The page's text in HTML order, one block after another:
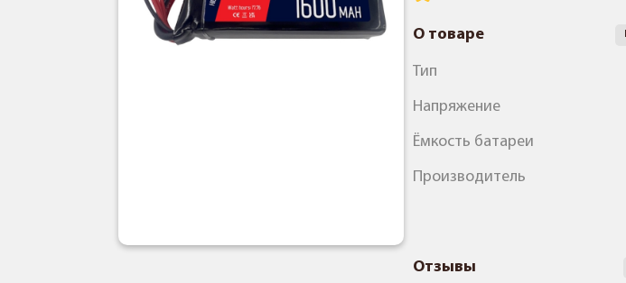
О товаре
Тип
Напряжение
Ёмкость батареи
Производитель
Отзывы